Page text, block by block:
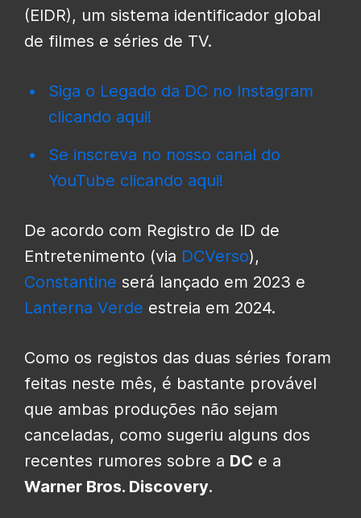
(EIDR), um sistema identificador global
de filmes e séries de TV.
Siga o Legado da DC no Instagram
clicando aqui!
Se inscreva no nosso canal do
YouTube clicando aqui!
De acordo com Registro de ID de
Entretenimento (via DCVerso),
Constantine será lançado em 2023 e
Lanterna Verde estreia em 2024.
Como os registos das duas séries foram
feitas neste mês, é bastante provável
que ambas produções não sejam
canceladas, como sugeriu alguns dos
recentes rumores sobre a DC e a
Warner Bros. Discovery.